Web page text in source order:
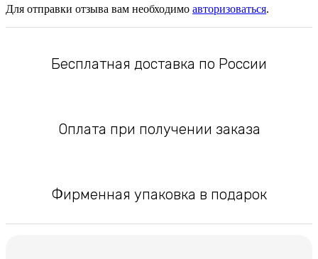
Для отправки отзыва вам необходимо авторизоваться.
Бесплатная доставка по России
Оплата при получении заказа
Фирменная упаковка в подарок